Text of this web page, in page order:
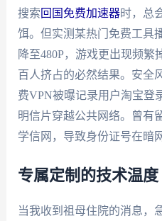
搜索回国免费加速器时，总
饵。但实测某热门免费工具
降至480P，游戏更出现频
百人挤占的必然结果。安全
费VPN被曝记录用户淘宝登
明信片穿越公共网络。曾有
学信网，导致身份证号在暗
专属定制的技术温度
当我收到祖母住院的消息，